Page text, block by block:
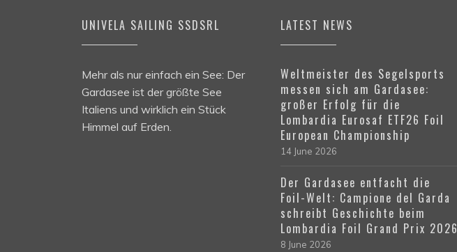
UNIVELA SAILING SSDSRL
Mehr als nur einfach ein See: Der
Gardasee ist der größte See
Italiens und wirklich ein Stück
Himmel auf Erden.
LATEST NEWS
Weltmeister des Segelsports
messen sich am Gardasee:
großer Erfolg für die
Lombardia Eurosaf ETF26 Foil
European Championship
14 June 2026
Der Gardasee entfacht die
Foil-Welt: Campione del Garda
schreibt Geschichte beim
Lombardia Foil Grand Prix 2026
8 June 2026